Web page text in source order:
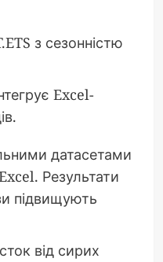
з сезонністю
Excel-
датасетами
Результати
підвищують
від сирих